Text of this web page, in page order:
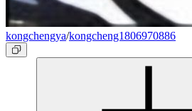
kongchengya/kongcheng1806970886